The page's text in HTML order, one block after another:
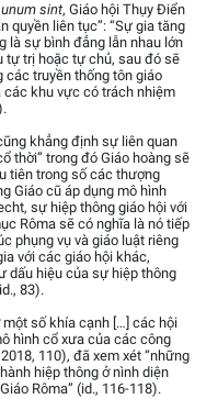
sint, Giáo hội Thụy Điển
quyền liên tục”: “Sự gia tăng
là sự bình đẳng lẫn nhau lớn
tự trị hoặc tự chủ, sau đó sẽ
các truyền thống tôn giáo
các khu vực có trách nhiệm
khẳng định sự liên quan
thời” trong đó Giáo hoàng sẽ
tiên trong số các thượng
Giáo cũ áp dụng mô hình
sự hiệp thông giáo hội với
Rôma sẽ có nghĩa là nó tiếp
phụng vụ và giáo luật riêng
với các giáo hội khác,
dấu hiệu của sự hiệp thông
83).
một số khía cạnh […] các hội
hình cổ xưa của các công
110), đã xem xét “những
hiệp thông ở nình diện
Rôma” (id., 116-118).